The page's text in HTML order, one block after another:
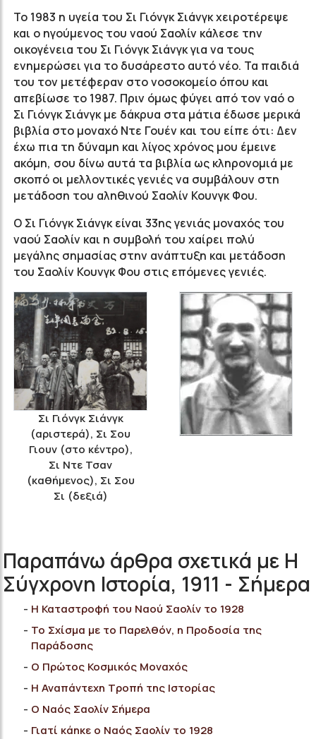
Το 1983 η υγεία του Σι Γιόνγκ Σιάνγκ χειροτέρεψε
και ο ηγούμενος του ναού Σαολίν κάλεσε την
οικογένεια του Σι Γιόνγκ Σιάνγκ για να τους
ενημερώσει για το δυσάρεστο αυτό νέο. Τα παιδιά
του τον μετέφεραν στο νοσοκομείο όπου και
απεβίωσε το 1987. Πριν όμως φύγει από τον ναό ο
Σι Γιόνγκ Σιάνγκ με δάκρυα στα μάτια έδωσε μερικά
βιβλία στο μοναχό Ντε Γουέν και του είπε ότι: Δεν
έχω πια τη δύναμη και λίγος χρόνος μου έμεινε
ακόμη, σου δίνω αυτά τα βιβλία ως κληρονομιά με
σκοπό οι μελλοντικές γενιές να συμβάλουν στη
μετάδοση του αληθινού Σαολίν Κουνγκ Φου.
Ο Σι Γιόνγκ Σιάνγκ είναι 33ης γενιάς μοναχός του
ναού Σαολίν και η συμβολή του χαίρει πολύ
μεγάλης σημασίας στην ανάπτυξη και μετάδοση
του Σαολίν Κουνγκ Φου στις επόμενες γενιές.
Σι Γιόνγκ Σιάνγκ
(αριστερά), Σι Σου
Γιουν (στο κέντρο),
Σι Ντε Τσαν
(καθήμενος), Σι Σου
Σι (δεξιά)
Παραπάνω άρθρα σχετικά με Η
Σύγχρονη Ιστορία, 1911 - Σήμερα
Η Καταστροφή του Nαού Σαολίν το 1928
Το Σχίσμα με το Παρελθόν, η Προδοσία της
Παράδοσης
Ο Πρώτος Κοσμικός Μοναχός
Η Αναπάντεχη Τροπή της Ιστορίας
Ο Ναός Σαολίν Σήμερα
Γιατί κάηκε ο Ναός Σαολίν το 1928